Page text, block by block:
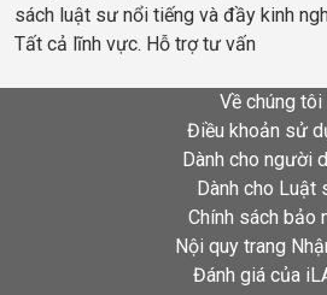
sách luật sư nổi tiếng và đầy kinh
Tất cả lĩnh vực. Hỗ trợ tư vấn
Về chúng tôi
Điều khoản sử
Dành cho người
Dành cho Luật
Chính sách bảo
Nội quy trang
Đánh giá của